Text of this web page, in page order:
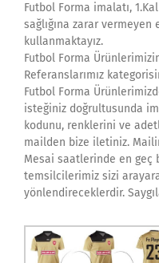
Futbol Forma imalatı,
sağlığına zarar
kullanmaktayız.
Futbol Forma
Referanslarımız
Futbol Forma
isteğiniz doğrultusunda
kodunu, renklerini ve
mailden bize iletiniz.
Mesai saatlerinde en
temsilcilerimiz sizi
yönlendireceklerdir.